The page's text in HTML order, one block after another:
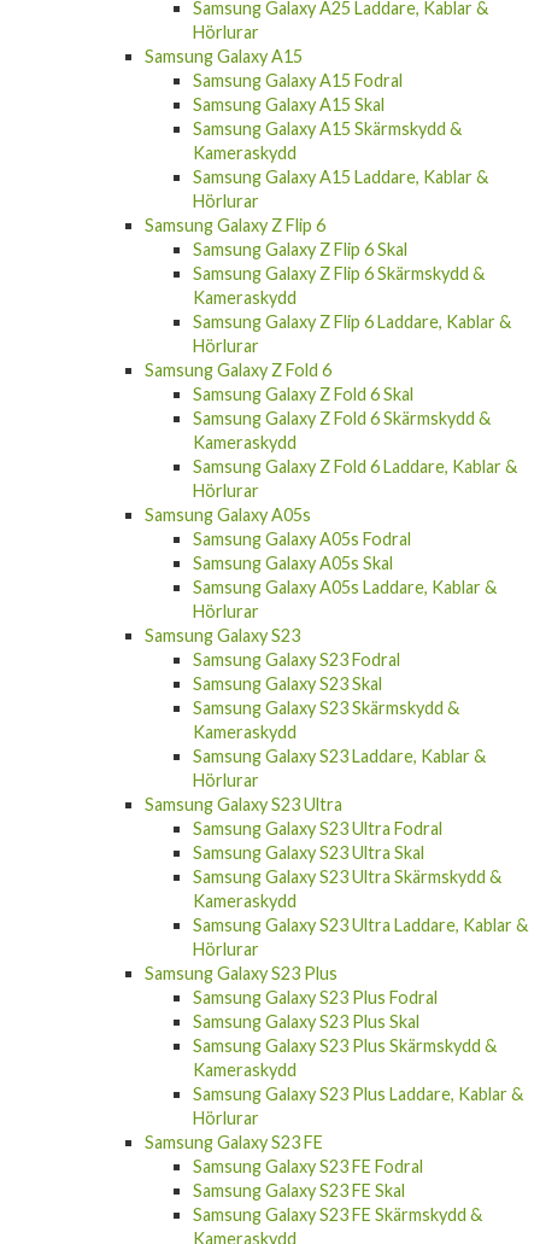
Hörlurar
Samsung Galaxy A15
Samsung Galaxy A15 Fodral
Samsung Galaxy A15 Skal
Samsung Galaxy A15 Skärmskydd &
Kameraskydd
Samsung Galaxy A15 Laddare, Kablar &
Hörlurar
Samsung Galaxy Z Flip 6
Samsung Galaxy Z Flip 6 Skal
Samsung Galaxy Z Flip 6 Skärmskydd &
Kameraskydd
Samsung Galaxy Z Flip 6 Laddare, Kablar &
Hörlurar
Samsung Galaxy Z Fold 6
Samsung Galaxy Z Fold 6 Skal
Samsung Galaxy Z Fold 6 Skärmskydd &
Kameraskydd
Samsung Galaxy Z Fold 6 Laddare, Kablar &
Hörlurar
Samsung Galaxy A05s
Samsung Galaxy A05s Fodral
Samsung Galaxy A05s Skal
Samsung Galaxy A05s Laddare, Kablar &
Hörlurar
Samsung Galaxy S23
Samsung Galaxy S23 Fodral
Samsung Galaxy S23 Skal
Samsung Galaxy S23 Skärmskydd &
Kameraskydd
Samsung Galaxy S23 Laddare, Kablar &
Hörlurar
Samsung Galaxy S23 Ultra
Samsung Galaxy S23 Ultra Fodral
Samsung Galaxy S23 Ultra Skal
Samsung Galaxy S23 Ultra Skärmskydd &
Kameraskydd
Samsung Galaxy S23 Ultra Laddare, Kablar &
Hörlurar
Samsung Galaxy S23 Plus
Samsung Galaxy S23 Plus Fodral
Samsung Galaxy S23 Plus Skal
Samsung Galaxy S23 Plus Skärmskydd &
Kameraskydd
Samsung Galaxy S23 Plus Laddare, Kablar &
Hörlurar
Samsung Galaxy S23 FE
Samsung Galaxy S23 FE Fodral
Samsung Galaxy S23 FE Skal
Samsung Galaxy S23 FE Skärmskydd &
Kameraskydd
Samsung Galaxy S23 FE Laddare, Kablar &